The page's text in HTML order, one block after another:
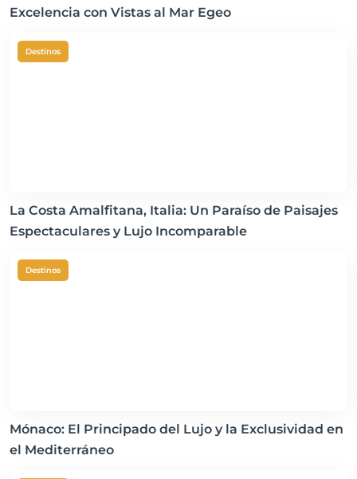
Excelencia con Vistas al Mar Egeo
Destinos
La Costa Amalfitana, Italia: Un Paraíso de Paisajes
Espectaculares y Lujo Incomparable
Destinos
Mónaco: El Principado del Lujo y la Exclusividad en
el Mediterráneo